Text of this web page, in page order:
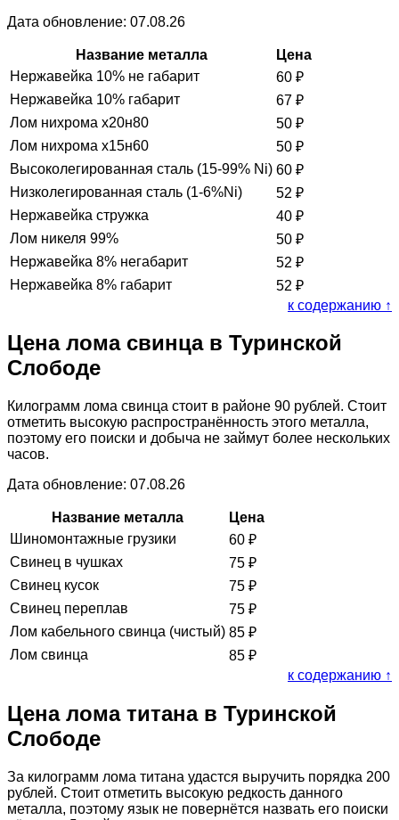
Дата обновление: 07.08.26
Название металла
Цена
Нержавейка 10% не габарит
60 ₽
Нержавейка 10% габарит
67 ₽
Лом нихрома х20н80
50 ₽
Лом нихрома х15н60
50 ₽
Высоколегированная сталь (15-99% Ni) 60 ₽
Низколегированная сталь (1-6%Ni)
52 ₽
Нержавейка стружка
40 ₽
Лом никеля 99%
50 ₽
Нержавейка 8% негабарит
52 ₽
Нержавейка 8% габарит
52 ₽
к содержанию ↑
Цена лома свинца в Туринской
Слободе
Килограмм лома свинца стоит в районе 90 рублей. Стоит
отметить высокую распространённость этого металла,
поэтому его поиски и добыча не займут более нескольких
часов.
Дата обновление: 07.08.26
Название металла
Цена
Шиномонтажные грузики
60 ₽
Свинец в чушках
75 ₽
Свинец кусок
75 ₽
Свинец переплав
75 ₽
Лом кабельного свинца (чистый) 85 ₽
Лом свинца
85 ₽
к содержанию ↑
Цена лома титана в Туринской
Слободе
За килограмм лома титана удастся выручить порядка 200
рублей. Стоит отметить высокую редкость данного
металла, поэтому язык не повернётся назвать его поиски